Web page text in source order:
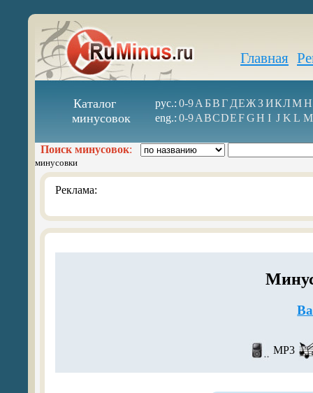
Главная
Каталог
минусовок
рус.: 0-9А БВГ ДЕЖ З ИКЛМН
eng.: 0-9ABCDEFGH I J K L M
Поиск минусовок:
минусовки
Реклама:
MP3